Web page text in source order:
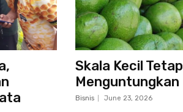
Skala Kecil Tetap
Menguntungkan
Bisnis June 23, 2026